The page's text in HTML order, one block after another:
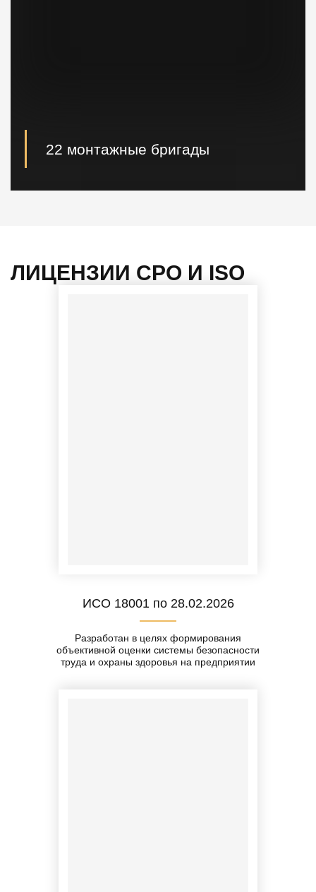
22 монтажные бригады
ЛИЦЕНЗИИ СРО И ISO
ИСО 18001 по 28.02.2026
Разработан в целях формирования
объективной оценки системы безопасности
труда и охраны здоровья на предприятии